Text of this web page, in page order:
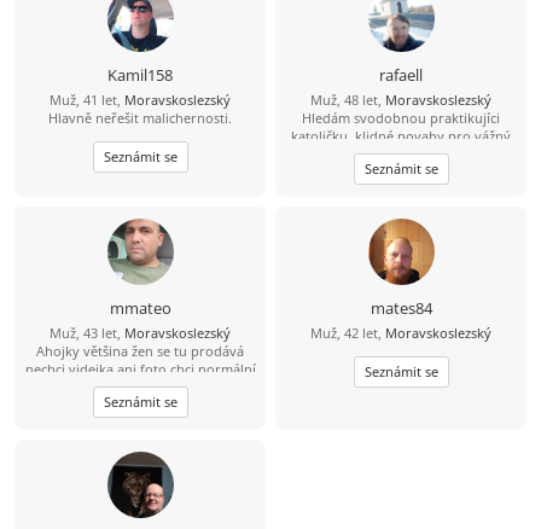
Kamil158
Muž, 41 let, Moravskoslezský
Hlavně neřešit malichernosti.
Seznámit se
rafaell
Muž, 48 let, Moravskoslezský
Hledám svodobnou praktikujíci
katoličku, klidné povahy pro vážný
vztah a společný život na vsi.
Seznámit se
mmateo
Muž, 43 let, Moravskoslezský
Ahojky většina žen se tu prodává
nechci videjka ani foto chci normální
ženu zadarmo nechodím na
WhatsApp a podobné sítě
Seznámit se
mates84
Muž, 42 let, Moravskoslezský
Seznámit se